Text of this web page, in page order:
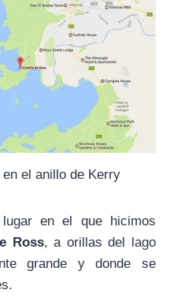
el anillo de Kerry
en el que hicimos
Ross, a orillas del lago
grande y donde se